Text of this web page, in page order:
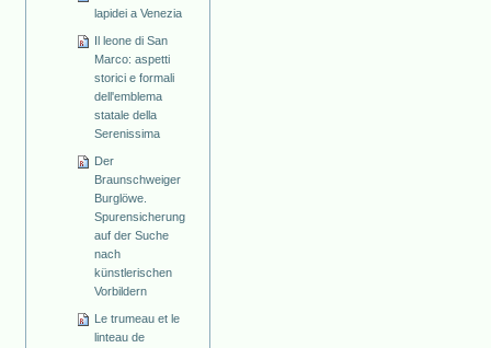
lapidei a Venezia
Il leone di San
Marco: aspetti
storici e formali
dell'emblema
statale della
Serenissima
Der
Braunschweiger
Burglöwe.
Spurensicherung
auf der Suche
nach
künstlerischen
Vorbildern
Le trumeau et le
linteau de